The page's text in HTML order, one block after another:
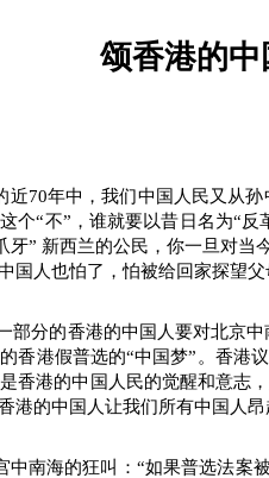
颂香港的
近70年中，我们中国人民又从孙
个“不”，谁就要以昔日名为“
牙” 新西兰的公民，你一旦对当
国人也怕了，怕被给回家探望
部分的香港的中国人要对北京
香港假普选的“中国梦”。香
香港的中国人民的觉醒和意
的中国人让我们所有中国人昂
南海的狂叫：“如果普选法案